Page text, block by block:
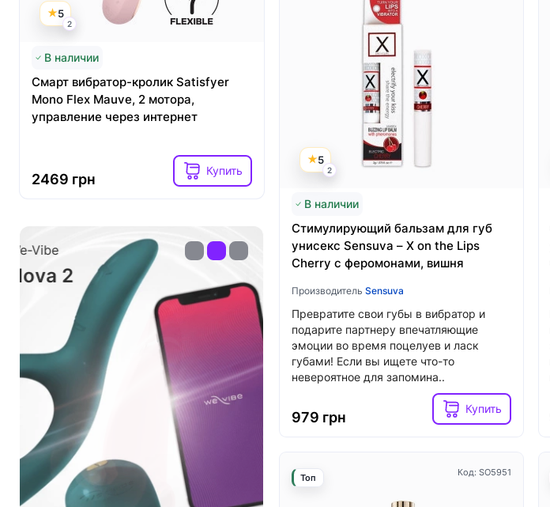
Womanizer
Premium 2
Lovense
Nora
5
2
В наличии
Смарт вибратор-кролик Satisfyer
Mono Flex Mauve, 2 мотора,
управление через интернет
2469 грн
Купить
Нет в наличии
Вакуумный вибратор-кролик
Satisfyer Pro Plus G-Spot Rabbit,
первый кролик с вакуумом и
2599 грн
5
2
В наличии
Стимулирующий бальзам для губ
унисекс Sensuva – X on the Lips
Cherry с феромонами, вишня
Производитель Sensuva
Превратите свои губы в вибратор и
подарите партнеру впечатляющие
эмоции во время поцелуев и ласк
губами! Если вы ищете что-то
невероятное для запомина..
979 грн
Купить
Код: SO5951
Топ